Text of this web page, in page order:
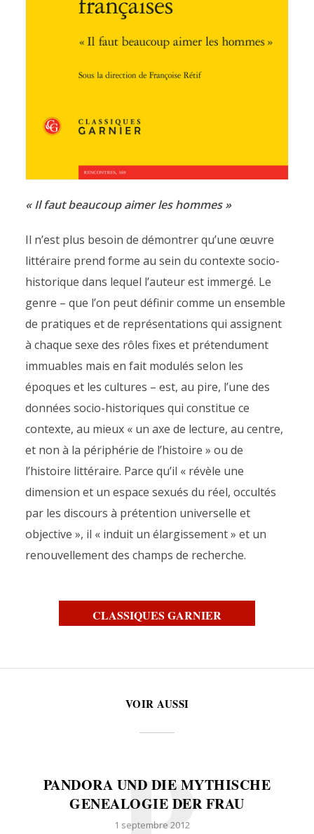
« Il faut beaucoup aimer les hommes »
Il n’est plus besoin de démontrer qu’une œuvre
littéraire prend forme au sein du contexte socio-
historique dans lequel l’auteur est immergé. Le
genre – que l’on peut définir comme un ensemble
de pratiques et de représentations qui assignent
à chaque sexe des rôles fixes et prétendument
immuables mais en fait modulés selon les
époques et les cultures – est, au pire, l’une des
données socio-historiques qui constitue ce
contexte, au mieux « un axe de lecture, au centre,
et non à la périphérie de l’histoire » ou de
l’histoire littéraire. Parce qu’il « révèle une
dimension et un espace sexués du réel, occultés
par les discours à prétention universelle et
objective », il « induit un élargissement » et un
renouvellement des champs de recherche.
CLASSIQUES GARNIER
VOIR AUSSI
PANDORA UND DIE MYTHISCHE
GENEALOGIE DER FRAU
1 septembre 2012